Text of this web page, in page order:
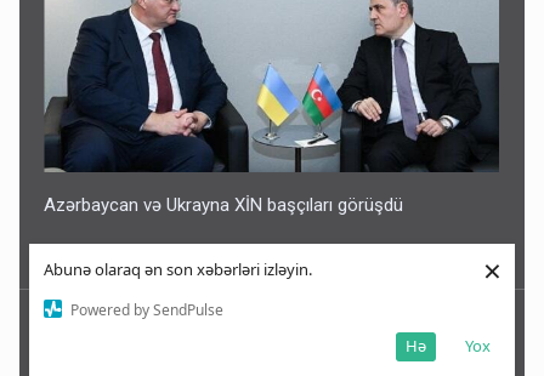
Abunə olaraq ən son xəbərləri izləyin.
Powered by SendPulse
Yox
Hə
×
Azərbaycan və Ukrayna XİN başçıları görüşdü